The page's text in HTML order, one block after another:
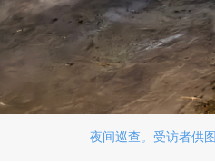
夜间巡查。受访者供图